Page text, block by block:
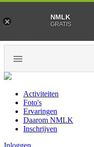
Activiteiten
Foto's
Ervaringen
Daarom NMLK
Inschrijven
Inloggen
NMLK
GRATIS